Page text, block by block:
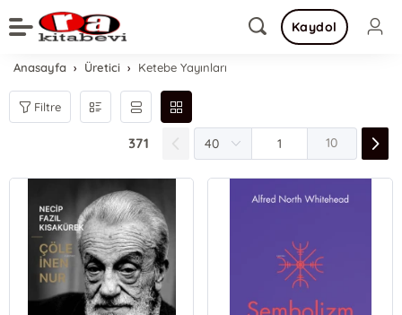
Kaydol
Anasayfa Üretici Ketebe Yayınları
Filtre
371 10